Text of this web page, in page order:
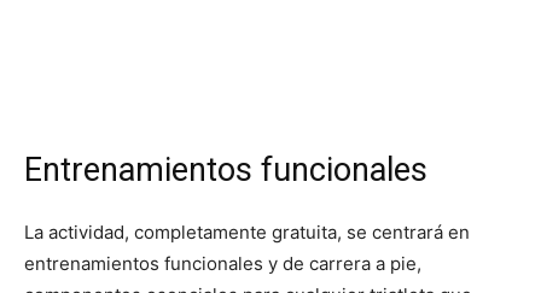
Entrenamientos funcionales
La actividad, completamente gratuita, se centrará en
entrenamientos funcionales y de carrera a pie,